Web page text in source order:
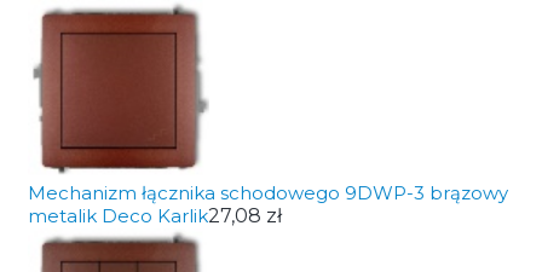
Mechanizm łącznika schodowego 9DWP-3 brązowy
metalik Deco Karlik27,08 zł